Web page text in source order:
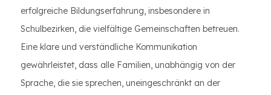
erfolgreiche Bildungserfahrung, insbesondere in
Schulbezirken, die vielfältige Gemeinschaften betreuen.
Eine klare und verständliche Kommunikation
gewährleistet, dass alle Familien, unabhängig von der
Sprache, die sie sprechen, uneingeschränkt an der